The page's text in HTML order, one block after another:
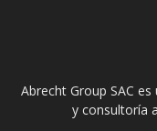
Abrecht Group SAC
y consultoría